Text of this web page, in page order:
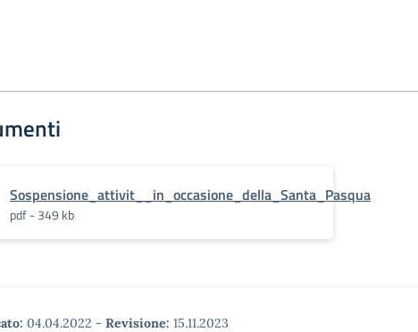
Sospensione_attivit__in_occasione_della_Santa_Pasqua
pdf - 349 kb
04.04.2022 - Revisione: 15.11.2023